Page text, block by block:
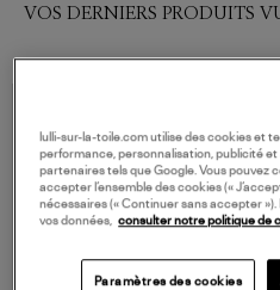
VOS DERNIERS PRODUITS
lulli-sur-la-toile.com utilise des cookies et
performance, personnalisation, publicité
partenaires tels que Google. Vous pouvez
accepter l’ensemble des cookies («
nécessaires (« Continuer sans accepter »).
vos données, consulter notre politique de
Paramètres des cookies